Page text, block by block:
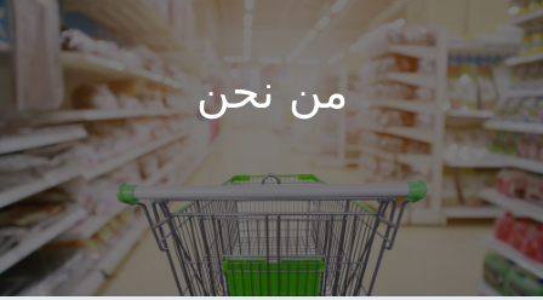
من نحن